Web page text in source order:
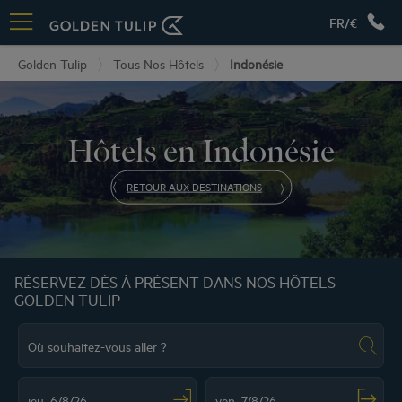
FR/€
Golden Tulip Tous Nos Hôtels Indonésie
Hôtels en Indonésie
RETOUR AUX DESTINATIONS
RÉSERVEZ DÈS À PRÉSENT DANS NOS HÔTELS
GOLDEN TULIP